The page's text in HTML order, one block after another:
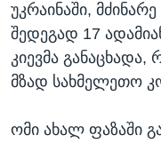
ᲓᲔᲖᲘᲜᲤᲝᲠᲛᲐᲪᲘᲐ
უკრაინაში,
შედეგად 17
კიევმა
მზად სახმელეთო
ომი ახალ ფაზაში